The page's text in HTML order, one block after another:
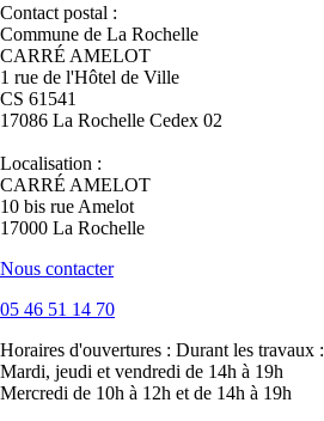
Contact postal :
Commune de La Rochelle
CARRÉ AMELOT
1 rue de l'Hôtel de Ville
CS 61541
17086 La Rochelle Cedex 02
Localisation :
CARRÉ AMELOT
10 bis rue Amelot
17000 La Rochelle
Nous contacter
05 46 51 14 70
Horaires d'ouvertures : Durant les travaux :
Mardi, jeudi et vendredi de 14h à 19h
Mercredi de 10h à 12h et de 14h à 19h